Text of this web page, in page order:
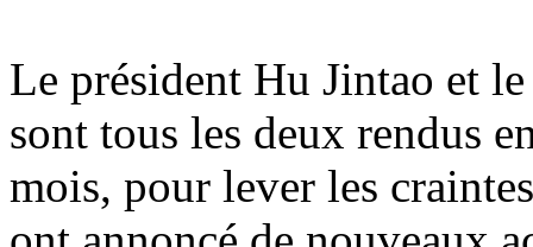
Le président Hu Jintao et
sont tous les deux rendus
mois, pour lever les